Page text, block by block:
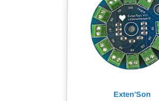
Exten'Son